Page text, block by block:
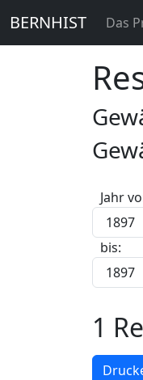
BERNHIST Das
Jahr
bis:
1